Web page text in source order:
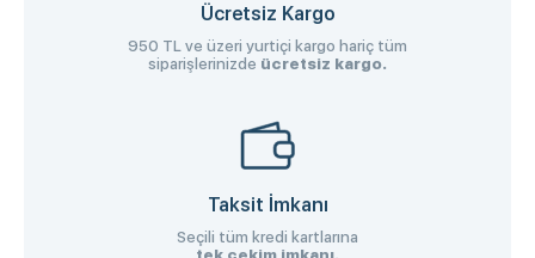
Ücretsiz Kargo
950 TL ve üzeri yurtiçi kargo hariç tüm
siparişlerinizde ücretsiz kargo.
Taksit İmkanı
Seçili tüm kredi kartlarına